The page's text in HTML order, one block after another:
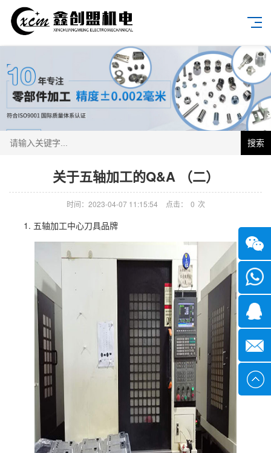
搜索
关于五轴加工的Q&A （二）
时间：2023-04-07 11:15:54 点击： 0 次
1. 五轴加工中心刀具品牌
微信